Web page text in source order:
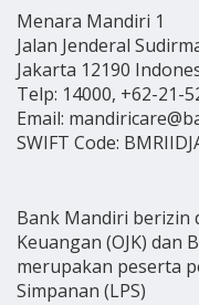
Menara Mandiri 1
Jalan Jenderal
Jakarta 12190
Telp: 14000, +62-21-
Email:
SWIFT Code:
Bank Mandiri berizin
Keuangan (OJK) dan
merupakan peserta
Simpanan (LPS)